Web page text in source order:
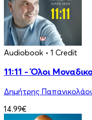
Audiobook • 1 Credit
11:11 - Όλοι
Δημήτρης
14.99€